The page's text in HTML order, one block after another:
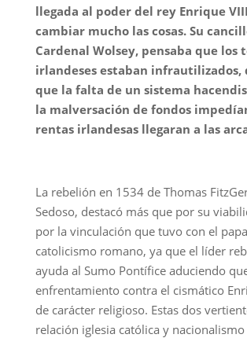
llegada al poder del rey Enrique
cambiar mucho las cosas. Su
Cardenal Wolsey, pensaba que
irlandeses estaban infrautilizados,
que la falta de un sistema
la malversación de fondos
rentas irlandesas llegaran a las
La rebelión en 1534 de Thomas
Sedoso, destacó más que por su
por la vinculación que tuvo con el
catolicismo romano, ya que el líder
ayuda al Sumo Pontífice aduciendo
enfrentamiento contra el cismático
de carácter religioso. Estas dos
relación iglesia católica y